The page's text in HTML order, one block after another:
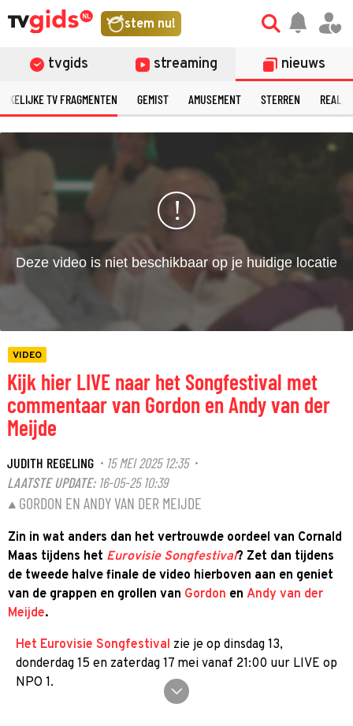
stem nu!
tvgids streaming nieuws
TV FRAGMENTEN GEMIST AMUSEMENT STERREN
©
VIDEO
Kijk hier LIVE naar het Songfestival met
commentaar van Gordon en Andy van der
Meijde
JUDITH REGELING · 15 MEI 2025 12:35·
LAATSTE UPDATE: 16-05-25 10:39
GORDON EN ANDY VAN DER MEIJDE
Zin in wat anders dan het vertrouwde oordeel van Cornald
Maas tijdens het Eurovisie Songfestival? Zet dan tijdens
de tweede halve finale de video hierboven aan en geniet
van de grappen en grollen van Gordon en Andy van der
Meijde.
Het Eurovisie Songfestival zie je op dinsdag 13,
donderdag 15 en zaterdag 17 mei vanaf 21:00 uur LIVE op
NPO 1.